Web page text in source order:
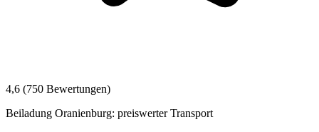
4,6 (750 Bewertungen)
Beiladung Oranienburg: preiswerter Transport